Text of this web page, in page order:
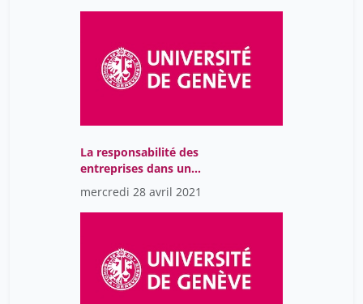
La responsabilité des
entreprises dans un
monde globalisé,
éléments juridiques
mercredi 28 avril 2021